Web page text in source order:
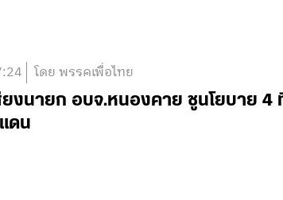
โดย พรรคเพื่อไทย
ยงนายก อบจ.หนองคาย ชูนโยบาย 4
ดน